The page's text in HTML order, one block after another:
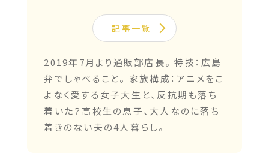
記事一覧
2019年7月より通販部店長。 特技：広島
弁でしゃべること。 家族構成：アニメをこ
よなく愛する女子大生と、反抗期も落ち
着いた？高校生の息子、大人なのに落ち
着きのない夫の4人暮らし。